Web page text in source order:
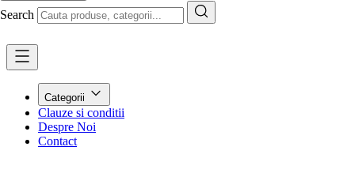
Search
Categorii
Clauze si conditii
Despre Noi
Contact